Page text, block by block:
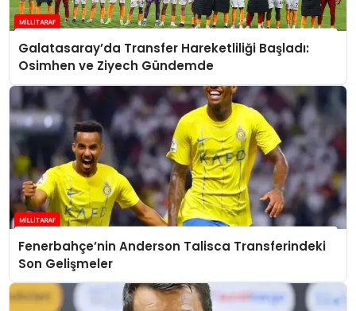
Galatasaray’da Transfer Hareketliliği Başladı:
Osimhen ve Ziyech Gündemde
Fenerbahçe’nin Anderson Talisca Transferindeki
Son Gelişmeler